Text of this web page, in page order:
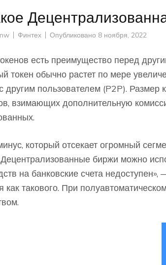
Финтех Опубликовано 8 ноября, 2022
есть преимущество перед
токен обычно растет по мере
другим пользователем (P2P). Размер
взимающих дополнительную
который отсекает огромный
биржи можно
на банковские счета
как такового. При